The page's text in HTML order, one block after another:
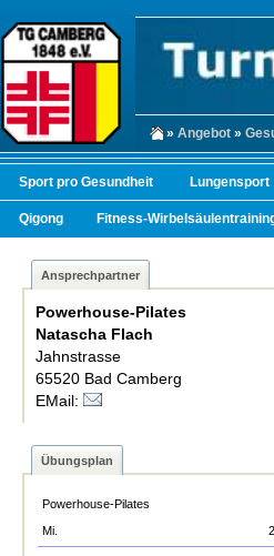
» Angebot »
Sport pro Gesundheit Lungensport
Qigong Fitness-
Ansprechpartner
Powerhouse-Pilates
Natascha Flach
Jahnstrasse
65520 Bad Camberg
EMail:
Übungsplan
Powerhouse-Pilates
Mi.